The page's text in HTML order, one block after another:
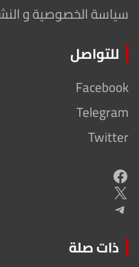
سياسة الخصوصية و
للتواصل
Facebook
Telegram
Twitter
Facebook
X
Telegram
ذات صلة